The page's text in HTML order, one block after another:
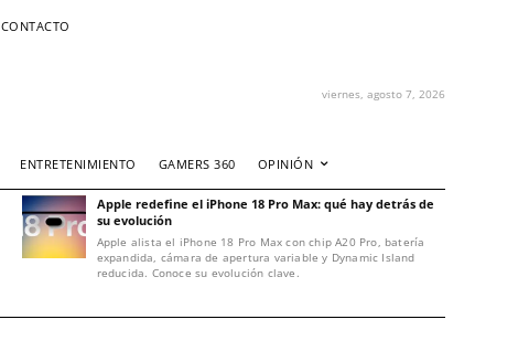
CONTACTO
viernes, agosto 7, 2026
ENTRETENIMIENTO GAMERS 360 OPINIÓN
Apple redefine el iPhone 18 Pro Max: qué hay detrás de
su evolución
Apple alista el iPhone 18 Pro Max con chip A20 Pro, batería
expandida, cámara de apertura variable y Dynamic Island
reducida. Conoce su evolución clave.